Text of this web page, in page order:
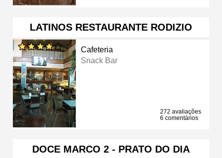
LATINOS RESTAURANTE RODIZIO
Cafeteria
Snack Bar
272 avaliações
6 comentários
DOCE MARCO 2 - PRATO DO DIA